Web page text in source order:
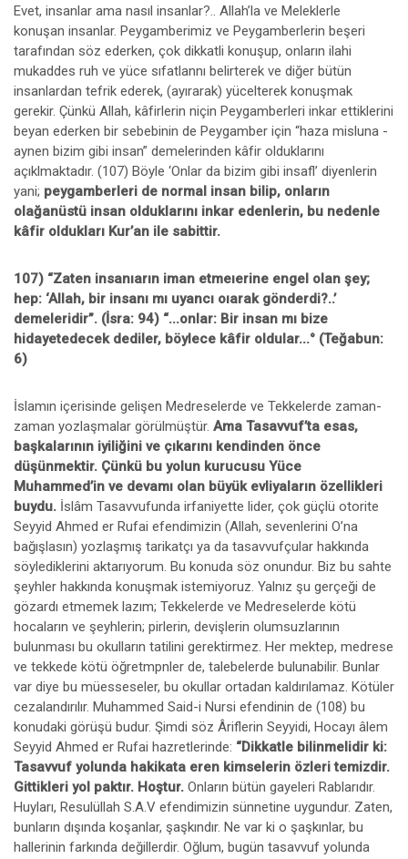
Evet, insanlar ama nasıl insanlar?.. Allah’la ve Meleklerle
konuşan insanlar. Peygamberimiz ve Peygamberlerin beşeri
tarafından söz ederken, çok dikkatli konuşup, onların ilahi
mukaddes ruh ve yüce sıfatlannı belirterek ve diğer bütün
insanlardan tefrik ederek, (ayırarak) yücelterek konuşmak
gerekir. Çünkü Allah, kâfirlerin niçin Peygamberleri inkar ettiklerini
beyan ederken bir sebebinin de Peygamber için “haza misluna -
aynen bizim gibi insan” demelerinden kâfir olduklarını
açıklmaktadır. (107) Böyle ‘Onlar da bizim gibi insafl’ diyenlerin
yani; peygamberleri de normal insan bilip, onların
olağanüstü insan olduklarını inkar edenlerin, bu nedenle
kâfir oldukları Kur’an ile sabittir.
107) “Zaten insanıarın iman etmeıerine engel olan şey;
hep: ‘Allah, bir insanı mı uyancı oıarak gönderdi?..’
demeleridir”. (İsra: 94) “...onlar: Bir insan mı bize
hidayetedecek dediler, böylece kâfir oldular...° (Teğabun:
6)
İslamın içerisinde gelişen Medreselerde ve Tekkelerde zaman-
zaman yozlaşmalar görülmüştür. Ama Tasavvuf’ta esas,
başkalarının iyiliğini ve çıkarını kendinden önce
düşünmektir. Çünkü bu yolun kurucusu Yüce
Muhammed’in ve devamı olan büyük evliyaların özellikleri
buydu. İslâm Tasavvufunda irfaniyette lider, çok güçlü otorite
Seyyid Ahmed er Rufai efendimizin (Allah, sevenlerini O’na
bağışlasın) yozlaşmış tarikatçı ya da tasavvufçular hakkında
söylediklerini aktarıyorum. Bu konuda söz onundur. Biz bu sahte
şeyhler hakkında konuşmak istemiyoruz. Yalnız şu gerçeği de
gözardı etmemek lazım; Tekkelerde ve Medreselerde kötü
hocaların ve şeyhlerin; pirlerin, devişlerin olumsuzlarının
bulunması bu okulların tatilini gerektirmez. Her mektep, medrese
ve tekkede kötü öğretmpnler de, talebelerde bulunabilir. Bunlar
var diye bu müesseseler, bu okullar ortadan kaldırılamaz. Kötüler
cezalandırılır. Muhammed Said-i Nursi efendinin de (108) bu
konudaki görüşü budur. Şimdi söz Âriflerin Seyyidi, Hocayı âlem
Seyyid Ahmed er Rufai hazretlerinde: “Dikkatle bilinmelidir ki:
Tasavvuf yolunda hakikata eren kimselerin özleri temizdir.
Gittikleri yol paktır. Hoştur. Onların bütün gayeleri Rablarıdır.
Huyları, Resulüllah S.A.V efendimizin sünnetine uygundur. Zaten,
bunların dışında koşanlar, şaşkındır. Ne var ki o şaşkınlar, bu
hallerinin farkında değillerdir. Oğlum, bugün tasavvuf yolunda